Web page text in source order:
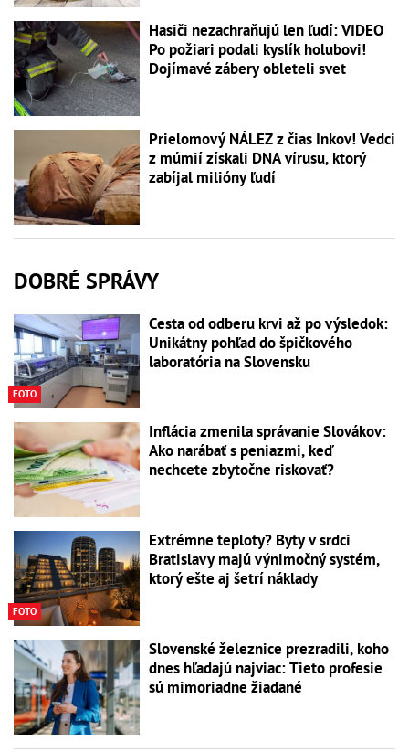
Hasiči nezachraňujú len ľudí: VIDEO
Po požiari podali kyslík holubovi!
Dojímavé zábery obleteli svet
Prielomový NÁLEZ z čias Inkov! Vedci
z múmií získali DNA vírusu, ktorý
zabíjal milióny ľudí
DOBRÉ SPRÁVY
FOTO
Cesta od odberu krvi až po výsledok:
Unikátny pohľad do špičkového
laboratória na Slovensku
Inflácia zmenila správanie Slovákov:
Ako narábať s peniazmi, keď
nechcete zbytočne riskovať?
FOTO
Extrémne teploty? Byty v srdci
Bratislavy majú výnimočný systém,
ktorý ešte aj šetrí náklady
Slovenské železnice prezradili, koho
dnes hľadajú najviac: Tieto profesie
sú mimoriadne žiadané